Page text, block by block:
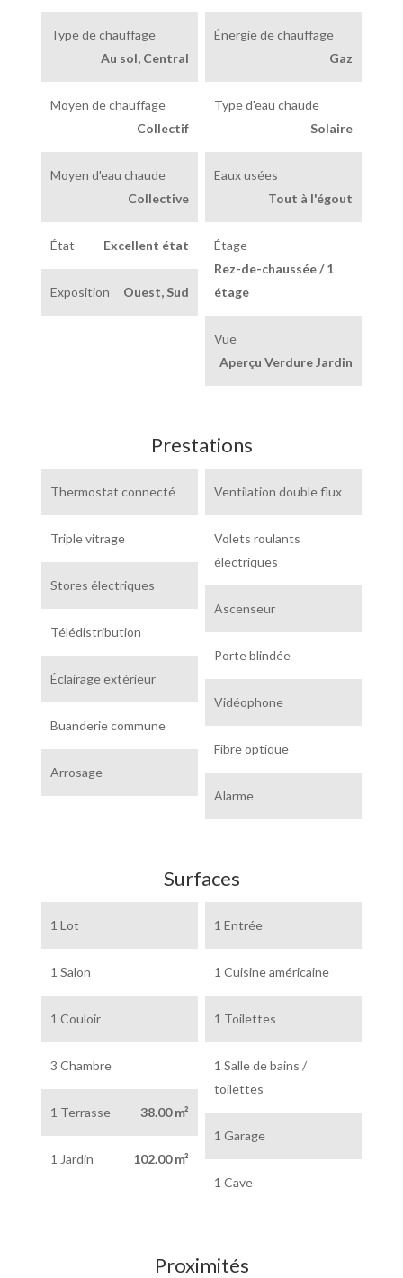
Type de chauffage
Au sol, Central
Énergie de chauffage
Gaz
Moyen de chauffage
Collectif
Type d'eau chaude
Solaire
Moyen d'eau chaude
Collective
Eaux usées
Tout à l'égout
État Excellent état
Étage
Rez-de-chaussée / 1
étage
Exposition Ouest, Sud
Vue
Aperçu Verdure Jardin
Prestations
Thermostat connecté Ventilation double flux
Triple vitrage
Volets roulants
électriques
Stores électriques
Ascenseur
Télédistribution
Porte blindée
Éclairage extérieur
Vidéophone
Buanderie commune
Fibre optique
Arrosage
Alarme
Surfaces
1 Lot 1 Entrée
1 Salon 1 Cuisine américaine
1 Couloir 1 Toilettes
3 Chambre
1 Salle de bains /
toilettes
1 Terrasse
38.00 m²
1 Garage
1 Jardin
102.00 m²
1 Cave
Proximités